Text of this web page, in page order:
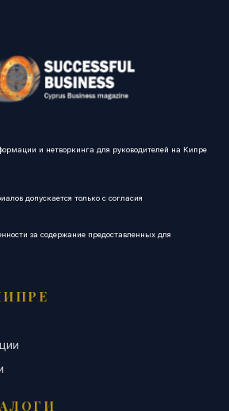
и нетворкинга для руководителей на Кипре
допускается только с согласия
за содержание предоставленных для